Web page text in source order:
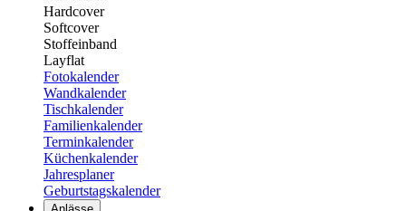
Hardcover
Softcover
Stoffeinband
Layflat
Fotokalender
Wandkalender
Tischkalender
Familienkalender
Terminkalender
Küchenkalender
Jahresplaner
Geburtstagskalender